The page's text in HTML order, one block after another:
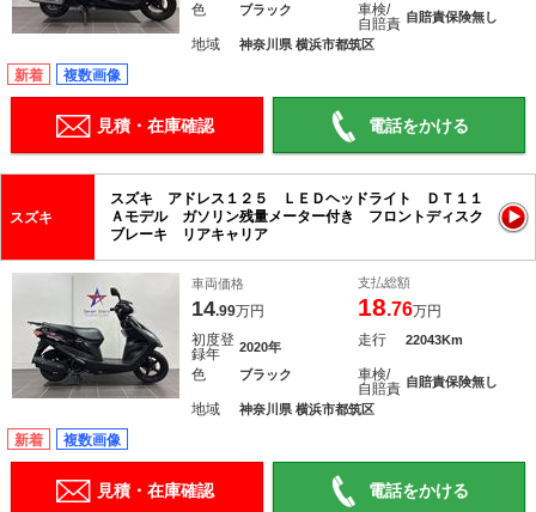
色 ブラック
車検/
自賠責 自賠責保険無し
地域 神奈川県 横浜市都筑区
新着 複数画像
見積・在庫確認 電話をかける
スズキ
スズキ アドレス１２５ ＬＥＤヘッドライト ＤＴ１１
Ａモデル ガソリン残量メーター付き フロントディスク
ブレーキ リアキャリア
車両価格
14.99万円
支払総額
18.76万円
初度登
録年
2020年 走行 22043Km
色 ブラック
車検/
自賠責 自賠責保険無し
地域 神奈川県 横浜市都筑区
新着 複数画像
見積・在庫確認 電話をかける